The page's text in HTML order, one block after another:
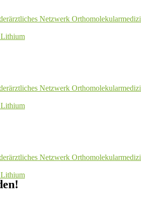
Netzwerk
Lithium
Netzwerk
Netzwerk
Lithium